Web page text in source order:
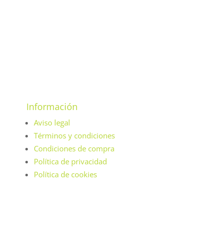
Información
Aviso legal
Términos y condiciones
Condiciones de compra
Política de privacidad
Política de cookies